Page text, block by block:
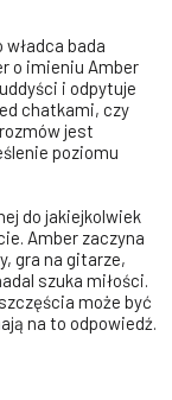
bada
o imieniu Amber
i odpytuje
chatkami, czy
jest
poziomu
do jakiejkolwiek
Amber zaczyna
gra na gitarze,
szuka miłości.
może być
na to odpowiedź.